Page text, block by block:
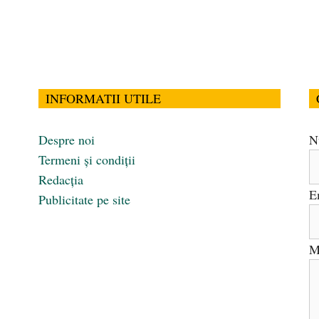
INFORMATII UTILE
Despre noi
Termeni și condiții
Redacția
Publicitate pe site